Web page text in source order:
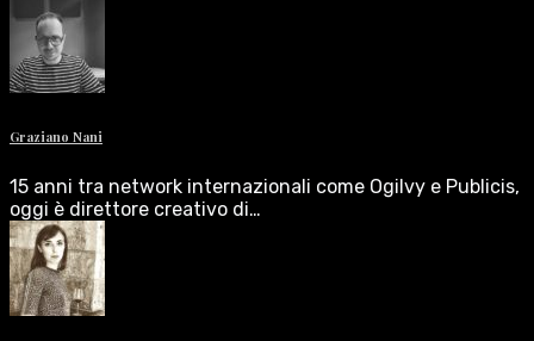
Graziano Nani
15 anni tra network internazionali come Ogilvy e Publicis,
oggi è direttore creativo di…